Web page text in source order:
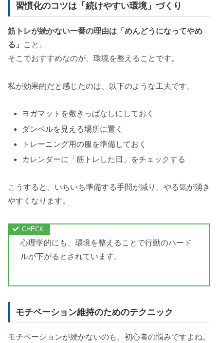
習慣化のコツは「続けやすい環境」づくり
筋トレが続かない一番の理由は「めんどうになってやめ
る」
こと。
そこでおすすめなのが、環境を整えることです。
私が効果的だと感じたのは、以下のような工夫です。
ヨガマットを敷きっぱなしにしておく
ダンベルを見える場所に置く
トレーニング用の服を準備しておく
カレンダーに「筋トレした日」をチェックする
こうすると、いちいち準備する手間が減り、やる気が湧き
やすくなります。
心理学的にも、環境を整えることで行動のハード
ルが下がるとされています。
モチベーション維持のためのテクニック
モチベーションが続かないのも、初心者の悩みですよね。